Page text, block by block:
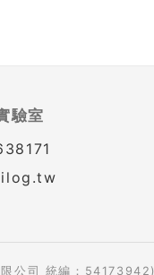
驗室
公司 統編：54173942)